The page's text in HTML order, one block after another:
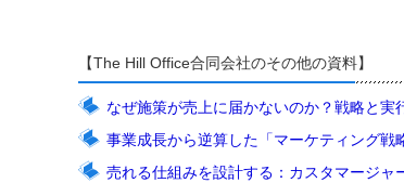
【The Hill Office合同会社のその他の資料】
なぜ施策が売上に届かないのか？戦略と実
事業成長から逆算した「マーケティング戦
売れる仕組みを設計する：カスタマージャ